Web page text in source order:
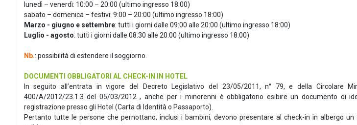
lunedì – venerdì: 10:00 – 20:00 (ultimo ingresso 18:00)
sabato – domenica – festivi: 9:00 – 20:00 (ultimo ingresso 18:00)
Marzo - giugno e settembre: tutti i giorni dalle 09:00 alle 20:00 (ultimo ingresso 18:00)
Luglio - agosto: tutti i giorni dalle 08:30 alle 20:00 (ultimo ingresso 18:00)
Nb.: possibilità di estendere il soggiorno.
DOCUMENTI OBBLIGATORI AL CHECK-IN IN HOTEL
In seguito all’entrata in vigore del Decreto Legislativo del 23/05/2011, n° 79, e della Circolare
400/A/2012/23.1.3 del 05/03/2012 , anche per i minorenni è obbligatorio esibire un documento di
registrazione presso gli Hotel (Carta di Identità o Passaporto).
Pertanto tutte le persone che pernottano, inclusi i bambini, devono presentare al check-in in albergo